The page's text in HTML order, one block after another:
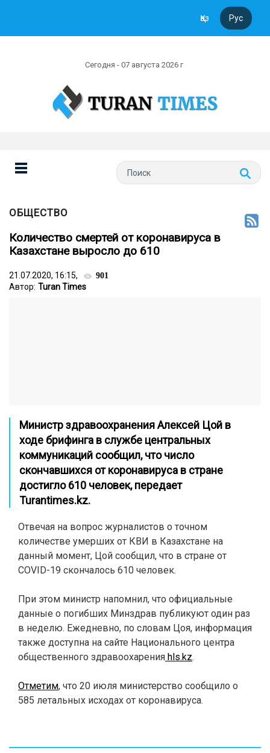
Қаз Рус
Сегодня - 07 августа 2026 г
ОБЩЕСТВО
Количество смертей от коронавируса в
Казахстане выросло до 610
21.07.2020, 16:15, 901
Автор: Turan Times
Министр здравоохранения Алексей Цой в
ходе брифинга в службе центральных
коммуникаций сообщил, что число
скончавшихся от коронавируса в стране
достигло 610 человек, передает
Turantimes.kz.
Отвечая на вопрос журналистов о точном
количестве умерших от КВИ в Казахстане на
данный момент, Цой сообщил, что в стране от
COVID-19 скончалось 610 человек.
При этом министр напомнил, что официальные
данные о погибших Минздрав публикуют один раз
в неделю. Ежедневно, по словам Цоя, информация
также доступна на сайте Национального центра
общественного здравоохарения hls.kz.
Отметим, что 20 июля министерство сообщило о
585 летальных исходах от коронавируса.